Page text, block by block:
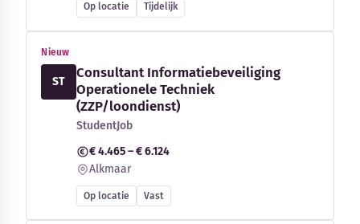
Op locatie Tijdelijk
Nieuw
ST
Consultant Informatiebeveiliging
Operationele Techniek
(ZZP/loondienst)
StudentJob
€ 4.465 – € 6.124
Alkmaar
Op locatie Vast